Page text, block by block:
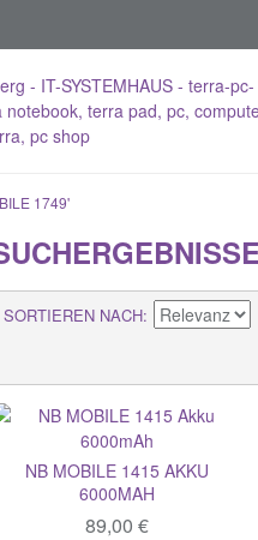
1749'
SORTIEREN NACH
NB MOBILE 1415 AKKU
6000MAH
89,00 €